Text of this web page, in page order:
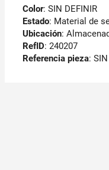
Color: SIN DEFINIR
Estado: Material de
Ubicación:
RefID: 240207
Referencia pieza: SIN